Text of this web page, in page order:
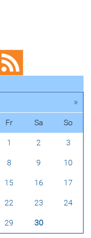
»
Fr Sa So
1 2 3
8 9 10
15 16 17
22 23 24
29 30